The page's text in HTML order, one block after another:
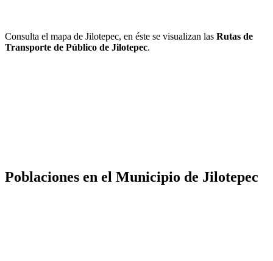
Consulta el mapa de Jilotepec, en éste se visualizan las Rutas de
Transporte de Público de Jilotepec.
Poblaciones en el Municipio de Jilotepec